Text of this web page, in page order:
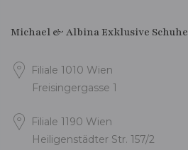
Michael & Albina Exklusive Schuhe
Filiale 1010 Wien
Freisingergasse 1
Filiale 1190 Wien
Heiligenstädter Str. 157/2